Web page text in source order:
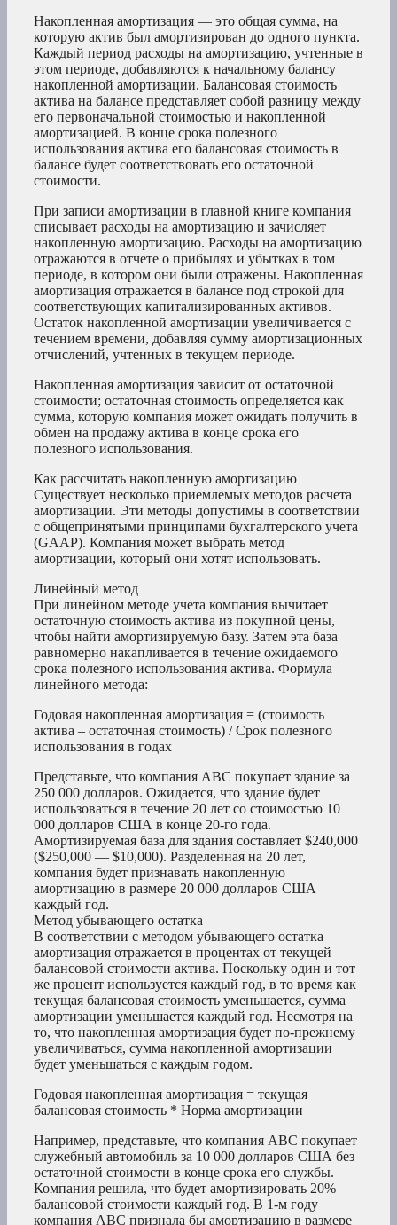
Накопленная амортизация — это общая сумма, на
которую актив был амортизирован до одного пункта.
Каждый период расходы на амортизацию, учтенные в
этом периоде, добавляются к начальному балансу
накопленной амортизации. Балансовая стоимость
актива на балансе представляет собой разницу между
его первоначальной стоимостью и накопленной
амортизацией. В конце срока полезного
использования актива его балансовая стоимость в
балансе будет соответствовать его остаточной
стоимости.
При записи амортизации в главной книге компания
списывает расходы на амортизацию и зачисляет
накопленную амортизацию. Расходы на амортизацию
отражаются в отчете о прибылях и убытках в том
периоде, в котором они были отражены. Накопленная
амортизация отражается в балансе под строкой для
соответствующих капитализированных активов.
Остаток накопленной амортизации увеличивается с
течением времени, добавляя сумму амортизационных
отчислений, учтенных в текущем периоде.
Накопленная амортизация зависит от остаточной
стоимости; остаточная стоимость определяется как
сумма, которую компания может ожидать получить в
обмен на продажу актива в конце срока его
полезного использования.
Как рассчитать накопленную амортизацию
Существует несколько приемлемых методов расчета
амортизации. Эти методы допустимы в соответствии
с общепринятыми принципами бухгалтерского учета
(GAAP). Компания может выбрать метод
амортизации, который они хотят использовать.
Линейный метод
При линейном методе учета компания вычитает
остаточную стоимость актива из покупной цены,
чтобы найти амортизируемую базу. Затем эта база
равномерно накапливается в течение ожидаемого
срока полезного использования актива. Формула
линейного метода:
Годовая накопленная амортизация = (стоимость
актива – остаточная стоимость) / Срок полезного
использования в годах
Представьте, что компания ABC покупает здание за
250 000 долларов. Ожидается, что здание будет
использоваться в течение 20 лет со стоимостью 10
000 долларов США в конце 20-го года.
Амортизируемая база для здания составляет $240,000
($250,000 — $10,000). Разделенная на 20 лет,
компания будет признавать накопленную
амортизацию в размере 20 000 долларов США
каждый год.
Метод убывающего остатка
В соответствии с методом убывающего остатка
амортизация отражается в процентах от текущей
балансовой стоимости актива. Поскольку один и тот
же процент используется каждый год, в то время как
текущая балансовая стоимость уменьшается, сумма
амортизации уменьшается каждый год. Несмотря на
то, что накопленная амортизация будет по-прежнему
увеличиваться, сумма накопленной амортизации
будет уменьшаться с каждым годом.
Годовая накопленная амортизация = текущая
балансовая стоимость * Норма амортизации
Например, представьте, что компания ABC покупает
служебный автомобиль за 10 000 долларов США без
остаточной стоимости в конце срока его службы.
Компания решила, что будет амортизировать 20%
балансовой стоимости каждый год. В 1-м году
компания ABC признала бы амортизацию в размере